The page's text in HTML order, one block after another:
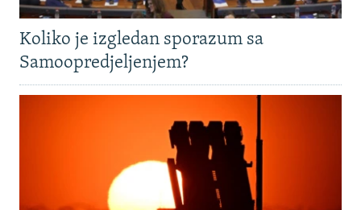
Koliko je izgledan sporazum sa
Samoopredjeljenjem?